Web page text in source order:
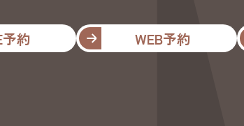
約 WEB予約